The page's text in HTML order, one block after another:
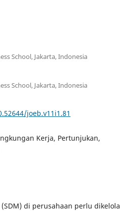
School, Jakarta, Indonesia
School, Jakarta, Indonesia
joeb.v11i1.81
Kerja, Pertunjukan,
di perusahaan perlu dikelola